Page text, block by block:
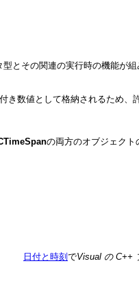
型とその関連の実行時の機能が
き数値として格納されるため、
の両方のオブジェクト
日付と時刻 でVisual の C++